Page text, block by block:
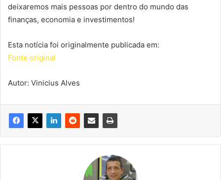
deixaremos mais pessoas por dentro do mundo das
finanças, economia e investimentos!
Esta notícia foi originalmente publicada em:
Fonte original
Autor: Vinicius Alves